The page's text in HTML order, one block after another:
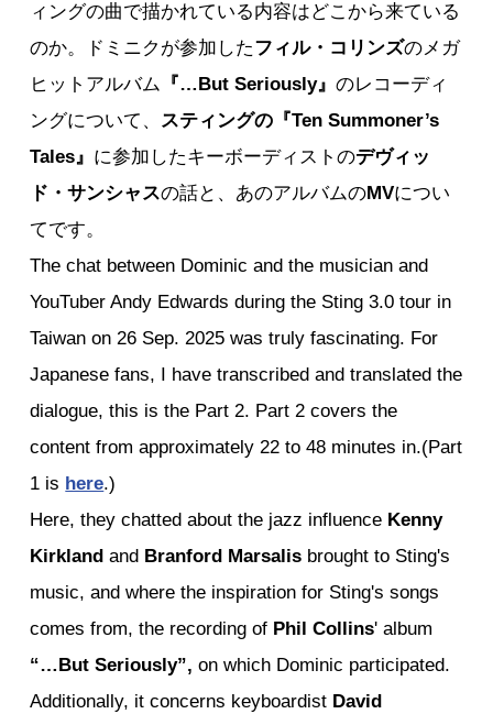
ィングの曲で描かれている内容はどこから来ている
のか。ドミニクが参加したフィル・コリンズのメガ
ヒットアルバム 『…But Seriously』のレコーディ
ングについて、 スティングの『Ten Summoner’s
Tales』 に参加したキーボーディストのデヴィッ
ド・サンシャスの話と、あのアルバムのMVについ
てです。
The chat between Dominic and the musician and
YouTuber Andy Edwards during the Sting 3.0 tour in
Taiwan on 26 Sep. 2025 was truly fascinating. For
Japanese fans, I have transcribed and translated the
dialogue, this is the Part 2. Part 2 covers the
content from approximately 22 to 48 minutes in.(Part
1 is here.)
Here, they chatted about the jazz influence Kenny
Kirkland and Branford Marsalis brought to Sting's
music, and where the inspiration for Sting's songs
comes from, the recording of Phil Collins
“…But Seriously”, on which Dominic participated.
Additionally, it concerns keyboardist David